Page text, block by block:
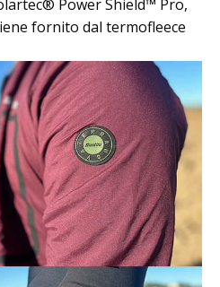
Power Shield™ Pro,
fornito dal termofleece